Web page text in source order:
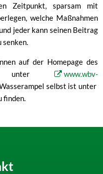
Zeitpunkt, sparsam mit
welche Maßnahmen
jeder kann seinen Beitrag
auf der Homepage des
unter
www.wbv-
selbst ist unter
finden.